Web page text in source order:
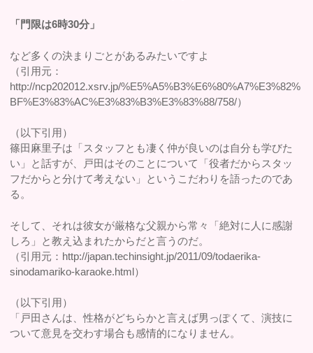
「門限は6時30分」
など多くの決まりごとがあるみたいですよ
（引用元：
http://ncp202012.xsrv.jp/%E5%A5%B3%E6%80%A7%E3%82%
BF%E3%83%AC%E3%83%B3%E3%83%88/758/）
（以下引用）
篠田麻里子は「スタッフとも凄く仲が良いのは自分も学びた
い」と話すが、戸田はそのことについて「役者だからスタッ
フだからと分けて考えない」というこだわりを語ったのであ
る。
そして、それは彼女が厳格な父親から常々「絶対に人に感謝
しろ」と教え込まれたからだと言うのだ。
（引用元：http://japan.techinsight.jp/2011/09/todaerika-
sinodamariko-karaoke.html）
（以下引用）
「戸田さんは、性格がどちらかと言えば男っぽくて、演技に
ついて意見を交わす場合も感情的になりません。